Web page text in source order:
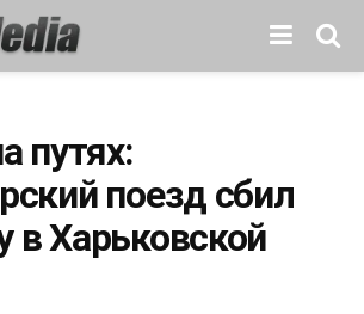
путях:
поезд сбил
Харьковской